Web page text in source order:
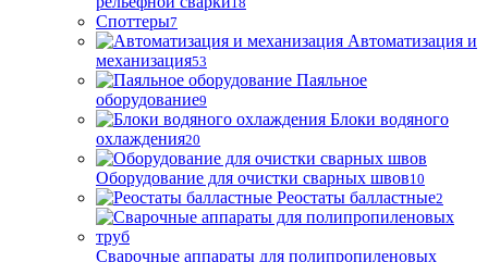
Споттеры7
Автоматизация и
механизация53
Паяльное
оборудование9
Блоки водяного
охлаждения20
Оборудование для очистки сварных швов10
Реостаты балластные2
Сварочные аппараты для полипропиленовых